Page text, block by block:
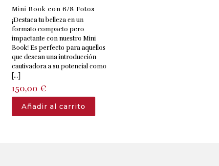
Mini Book con 6/8 Fotos
¡Destaca tu belleza en un
formato compacto pero
impactante con nuestro Mini
Book! Es perfecto para aquellos
que desean una introducción
cautivadora a su potencial como
[…]
150,00 €
Añadir al carrito